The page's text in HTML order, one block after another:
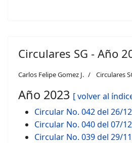
Circulares SG - Año
Carlos Felipe Gomez J. Circulares
Año 2023 [ volver al
Circular No. 042 del 26/
Circular No. 040 del 07/
Circular No. 039 del 29/